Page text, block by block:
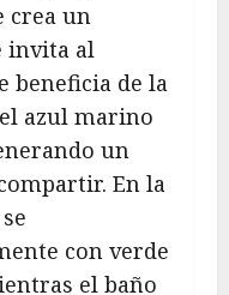
crea un
invita al
beneficia de la
azul marino
un
En la
con verde
el baño